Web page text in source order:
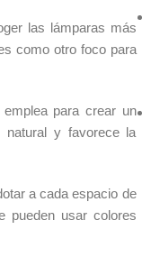
las lámparas más
como otro foco para
para crear un
y favorece la
a cada espacio de
pueden usar colores